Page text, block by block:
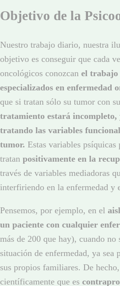
Objetivo de la
Nuestro trabajo diario, nuestra
objetivo es conseguir que cada
oncológicos conozcan el trabajo
especializados en enfermedad
que si tratan sólo su tumor con
tratamiento estará incompleto,
tratando las variables
tumor. Estas variables
tratan positivamente en la
través de variables mediadoras
interfiriendo en la enfermedad y
Pensemos, por ejemplo, en el
un paciente con cualquier
más de 200 que hay), cuando no
situación de enfermedad, ya sea
sus propios familiares. De
científicamente que es